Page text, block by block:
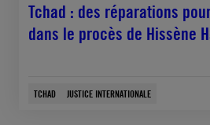
Tchad : des réparations
dans le procès de Hissène
TCHAD JUSTICE INTERNATIONALE